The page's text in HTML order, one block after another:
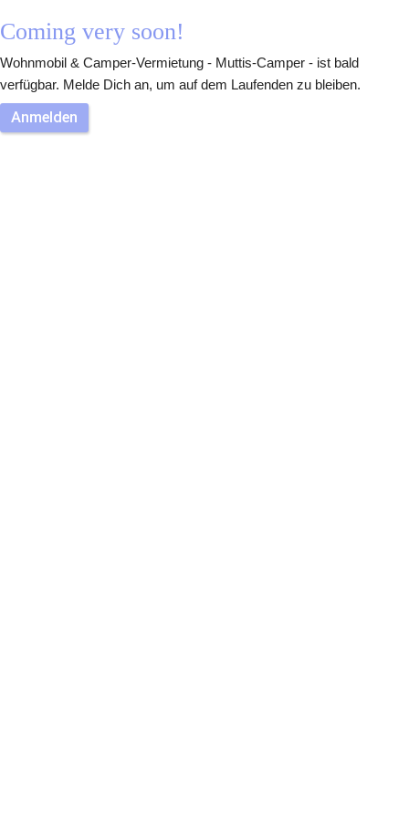
Coming very soon!
Wohnmobil & Camper-Vermietung - Muttis-Camper - ist bald
verfügbar. Melde Dich an, um auf dem Laufenden zu bleiben.
Anmelden